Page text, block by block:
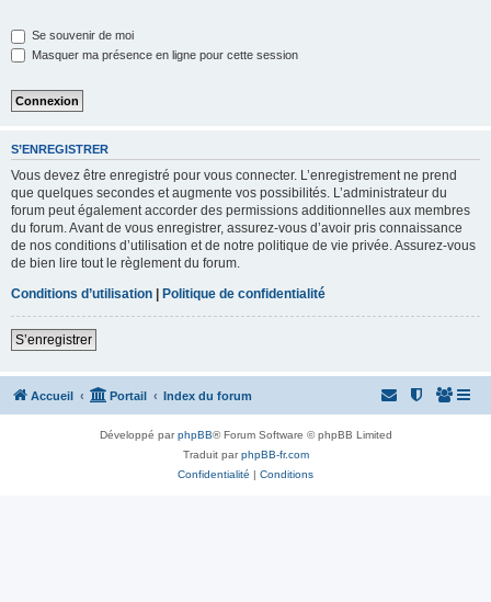
Se souvenir de moi
Masquer ma présence en ligne pour cette session
S’ENREGISTRER
Vous devez être enregistré pour vous connecter. L’enregistrement ne prend
que quelques secondes et augmente vos possibilités. L’administrateur du
forum peut également accorder des permissions additionnelles aux membres
du forum. Avant de vous enregistrer, assurez-vous d’avoir pris connaissance
de nos conditions d’utilisation et de notre politique de vie privée. Assurez-vous
de bien lire tout le règlement du forum.
Conditions d’utilisation | Politique de confidentialité
S’enregistrer
Accueil Portail Index du forum
Développé parphpBB® Forum Software © phpBB Limited
Traduit parphpBB-fr.com
Confidentialité | Conditions